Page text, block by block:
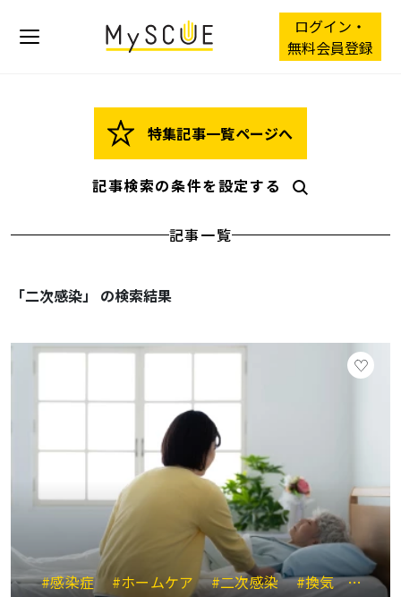
ログイン・
無料会員登録
特集記事一覧ページへ
記事検索の条件を設定する
記事一覧
「二次感染」 の検索結果
#感染症 #ホームケア #二次感染 #換気 #水